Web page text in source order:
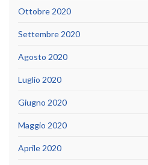
Ottobre 2020
Settembre 2020
Agosto 2020
Luglio 2020
Giugno 2020
Maggio 2020
Aprile 2020